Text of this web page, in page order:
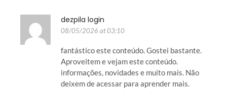
dezpila login
08/05/2026 at 03:10
fantástico este conteúdo. Gostei bastante.
Aproveitem e vejam este conteúdo.
informações, novidades e muito mais. Não
deixem de acessar para aprender mais.